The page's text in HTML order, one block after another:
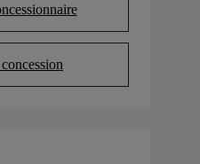
in new tab)
in new tab)